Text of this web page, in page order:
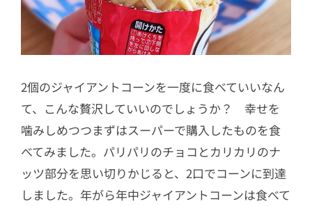
2個のジャイアントコーンを一度に食べていいなん
て、こんな贅沢していいのでしょうか？ 幸せを
噛みしめつつまずはスーパーで購入したものを食
べてみました。パリパリのチョコとカリカリのナ
ッツ部分を思い切りかじると、2口でコーンに到達
しました。年がら年中ジャイアントコーンは食べて